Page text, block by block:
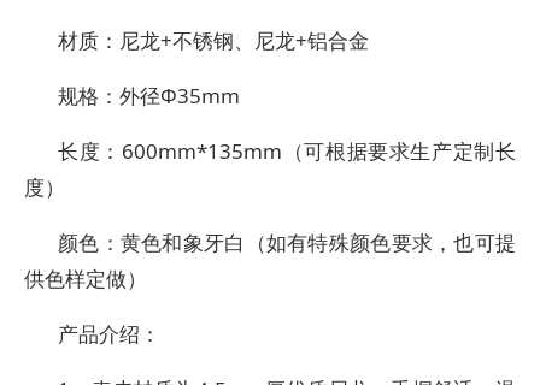
材质：尼龙+不锈钢、尼龙+铝合金
规格：外径Φ35mm
长度：600mm*135mm（可根据要求生产定制长
度）
颜色：黄色和象牙白（如有特殊颜色要求，也可提
供色样定做）
产品介绍：